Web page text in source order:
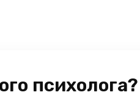
психолога?